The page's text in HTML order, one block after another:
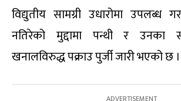
विद्युतीय सामग्री उधारोमा उपलब्ध
नतिरेको मुद्दामा पन्थी र उनका
खनालविरुद्ध पक्राउ पुर्जी जारी भएको छ ।